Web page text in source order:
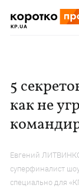
5
как не
Евгений
суперфиналист
специально для